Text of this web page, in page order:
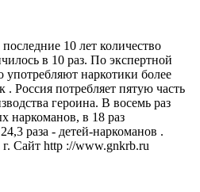
10 лет количество
в 10 раз. По экспертной
употребляют наркотики более
Россия потребляет пятую часть
героина. В восемь раз
наркоманов, в 18 раз
раза - детей-наркоманов .
Сайт http ://www.gnkrb.ru